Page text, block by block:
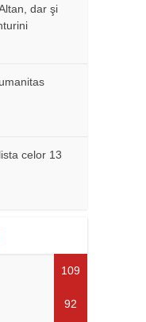
dar şi
celor 13
109
92